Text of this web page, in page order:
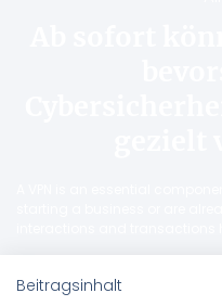
Beitragsinhalt